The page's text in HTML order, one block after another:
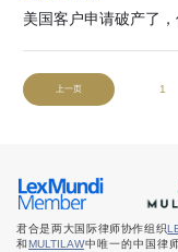
美国客户申请破产了
上一页 1
君合是两大国际律师协作组织
和MULTILAW中唯一的中国律